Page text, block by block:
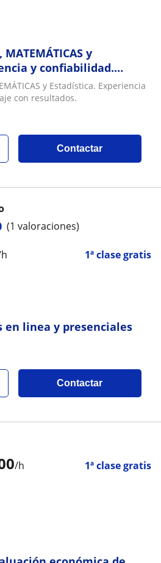
MATEMÁTICAS y
y confiabilidad.
y Estadística. Experiencia
con resultados.
Contactar
1ª clase gratis
(1 valoraciones)
en linea y presenciales
Contactar
/h 1ª clase gratis